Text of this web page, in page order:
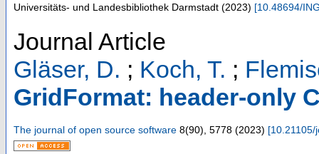
Universitäts- und Landesbibliothek Darmstadt (2023) [10.48694/
Journal Article
Gläser, D. ; Koch, T. ;
GridFormat: header-only
The journal of open source software 8(90), 5778 (2023) [10.21105/